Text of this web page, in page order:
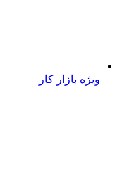
ویژه بازار کار